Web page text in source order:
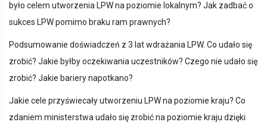
było celem utworzenia LPW na poziomie lokalnym? Jak zadbać o
sukces LPW pomimo braku ram prawnych?
Podsumowanie doświadczeń z 3 lat wdrażania LPW. Co udało się
zrobić? Jakie byłby oczekiwania uczestników? Czego nie udało się
zrobić? Jakie bariery napotkano?
Jakie cele przyświecały utworzeniu LPW na poziomie kraju? Co
zdaniem ministerstwa udało się zrobić na poziomie kraju dzięki